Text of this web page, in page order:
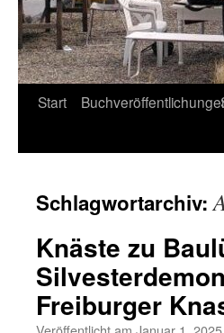
Start
Schlagwortarchiv:
Knäste zu
Freiburger